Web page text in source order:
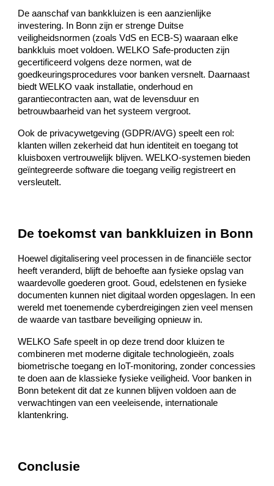
De aanschaf van bankkluizen is een aanzienlijke
investering. In Bonn zijn er strenge Duitse
veiligheidsnormen (zoals VdS en ECB-S) waaraan elke
bankkluis moet voldoen. WELKO Safe-producten zijn
gecertificeerd volgens deze normen, wat de
goedkeuringsprocedures voor banken versnelt. Daarnaast
biedt WELKO vaak installatie, onderhoud en
garantiecontracten aan, wat de levensduur en
betrouwbaarheid van het systeem vergroot.
Ook de privacywetgeving (GDPR/AVG) speelt een rol:
klanten willen zekerheid dat hun identiteit en toegang tot
kluisboxen vertrouwelijk blijven. WELKO-systemen bieden
geïntegreerde software die toegang veilig registreert en
versleutelt.
De toekomst van bankkluizen in Bonn
Hoewel digitalisering veel processen in de financiële sector
heeft veranderd, blijft de behoefte aan fysieke opslag van
waardevolle goederen groot. Goud, edelstenen en fysieke
documenten kunnen niet digitaal worden opgeslagen. In een
wereld met toenemende cyberdreigingen zien veel mensen
de waarde van tastbare beveiliging opnieuw in.
WELKO Safe speelt in op deze trend door kluizen te
combineren met moderne digitale technologieën, zoals
biometrische toegang en IoT-monitoring, zonder concessies
te doen aan de klassieke fysieke veiligheid. Voor banken in
Bonn betekent dit dat ze kunnen blijven voldoen aan de
verwachtingen van een veeleisende, internationale
klantenkring.
Conclusie